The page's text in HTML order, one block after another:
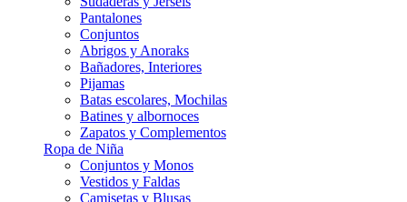
Pantalones
Conjuntos
Abrigos y Anoraks
Bañadores, Interiores
Pijamas
Batas escolares, Mochilas
Batines y albornoces
Zapatos y Complementos
Ropa de Niña
Conjuntos y Monos
Vestidos y Faldas
Camisetas y Blusas